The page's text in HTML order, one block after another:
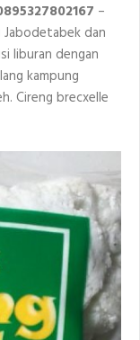
–
Jabodetabek dan
liburan dengan
kampung
Cireng brecxelle